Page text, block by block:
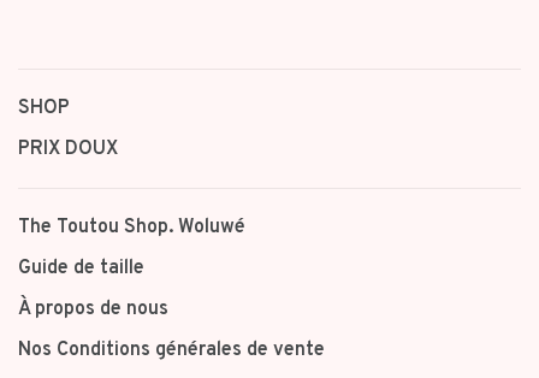
SHOP
PRIX DOUX
The Toutou Shop. Woluwé
Guide de taille
À propos de nous
Nos Conditions générales de vente